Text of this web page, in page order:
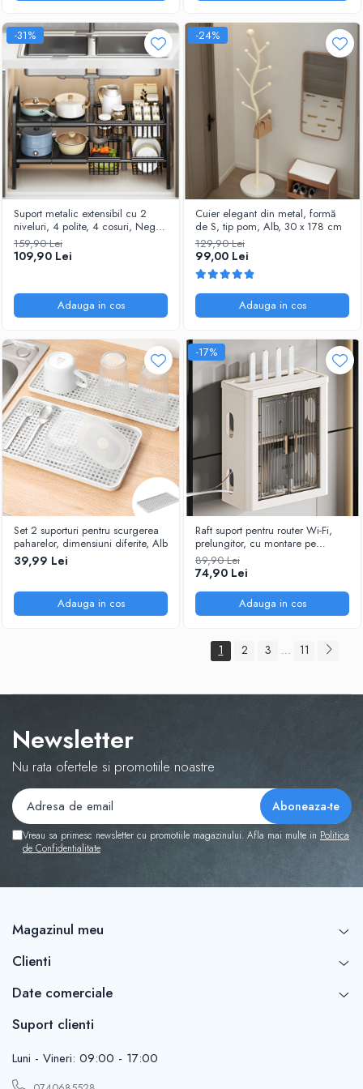
-31%
Suport metalic extensibil cu 2
niveluri, 4 polite, 4 cosuri, Negru,
55-85 x 38 x 53 cm
159,90 Lei
109,90 Lei
Adauga in cos
-24%
Cuier elegant din metal, formă
de S, tip pom, Alb, 30 x 178 cm
129,90 Lei
99,00 Lei
Adauga in cos
Set 2 suporturi pentru scurgerea
paharelor, dimensiuni diferite, Alb
39,99 Lei
Adauga in cos
-17%
Raft suport pentru router Wi-Fi,
prelungitor, cu montare pe
perete, mascheaza cablurile,
acces facil, din plastic, Alb/Gri,
28.5 x 14 x 33 cm
89,90 Lei
74,90 Lei
Adauga in cos
1 2 3 ... 11
Newsletter
Nu rata ofertele si promotiile noastre
Vreau sa primesc newsletter cu promotiile magazinului. Afla mai multe in Politica
de Confidentialitate
Magazinul meu
Clienti
Date comerciale
Suport clienti
Luni - Vineri: 09:00 - 17:00